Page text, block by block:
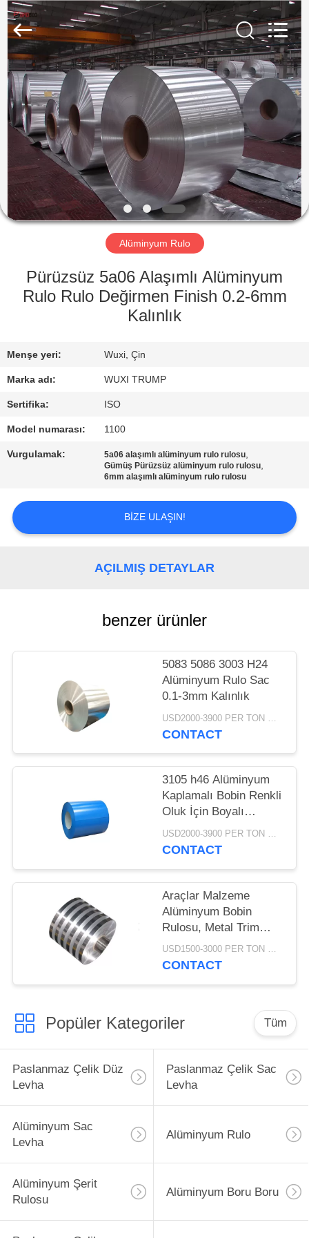
EVDE
ÜRÜN
VIDEOLAR
HAKKIMIZDA
TURU
BIZIMLE
İLETIŞIM
BIR
SITE
WUXI
HONGJINMILAI
STEEL
CO.,LTD.
Rights
Reserved.
Alüminyum Rulo
Pürüzsüz 5a06 Alaşımlı Alüminyum
Rulo Rulo Değirmen Finish 0.2-6mm
Kalınlık
Menşe yeri: Wuxi, Çin
Marka adı: WUXI TRUMP
Sertifika: ISO
Model numarası: 1100
Vurgulamak: 5a06 alaşımlı alüminyum rulo rulosu,
Gümüş Pürüzsüz alüminyum rulo rulosu,
6mm alaşımlı alüminyum rulo rulosu
BIZE ULAŞIN!
AÇILMIŞ DETAYLAR
benzer ürünler
5083 5086 3003 H24
Alüminyum Rulo Sac
0.1-3mm Kalınlık
USD2000-3900 PER TON MOQ:1TON
CONTACT
3105 h46 Alüminyum
Kaplamalı Bobin Renkli
Oluk İçin Boyalı
Alüminyum Bobin
USD2000-3900 PER TON MOQ:1TON
CONTACT
Araçlar Malzeme
Alüminyum Bobin
Rulosu, Metal Trim
Bobini Dayanıklı
Korozyon
USD1500-3000 PER TON MOQ:1TON
CONTACT
Popüler Kategoriler Tüm
Paslanmaz Çelik Düz
Levha
Paslanmaz Çelik Sac
Levha
Alüminyum Sac
Levha
Alüminyum Rulo
Alüminyum Şerit
Rulosu
Alüminyum Boru Boru